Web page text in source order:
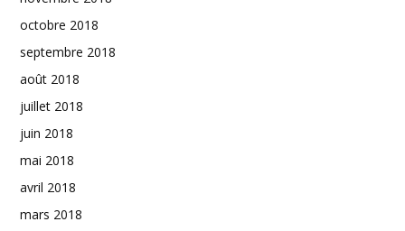
octobre 2018
septembre 2018
août 2018
juillet 2018
juin 2018
mai 2018
avril 2018
mars 2018